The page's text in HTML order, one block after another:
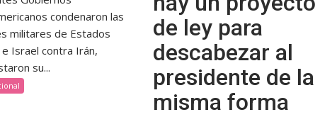
condenaron las
militares de Estados
Israel contra Irán,
su...
de ley para
descabezar al
presidente de la
misma forma